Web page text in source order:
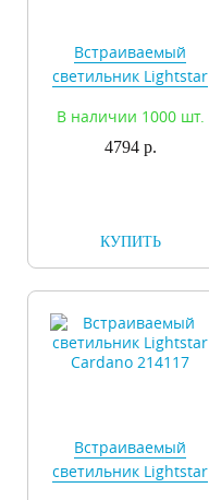
Встраиваемый
светильник Lightstar
В наличии 1000 шт.
4794 р.
КУПИТЬ
Встраиваемый
светильник Lightstar